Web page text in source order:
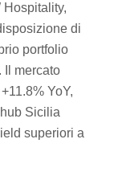
Hospitality,
di
portfolio
Il mercato
YoY,
Sicilia
superiori a